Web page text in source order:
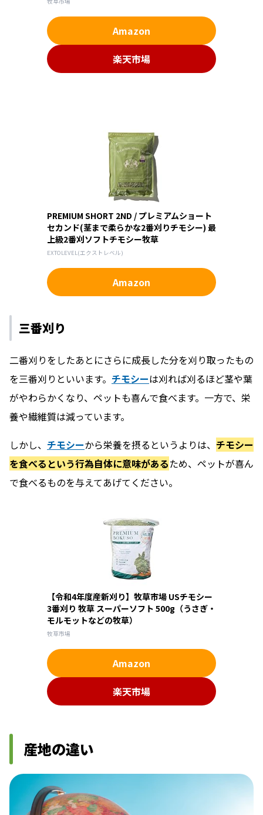
Amazon
楽天市場
PREMIUM SHORT 2ND / プレミアムショート
セカンド(茎まで柔らかな2番刈りチモシー) 最
上級2番刈ソフトチモシー牧草
EXTOLEVEL(エクストレベル)
Amazon
三番刈り
二番刈りをしたあとにさらに成長した分を刈り取ったもの
を三番刈りといいます。 チモシーは刈れば刈るほど茎や葉
がやわらかくなり、ペットも喜んで食べます。一方で、栄
養や繊維質は減っています。
しかし、 チモシーから栄養を摂るというよりは、 チモシー
を食べるという行為自体に意味があるため、ペットが喜ん
で食べるものを与えてあげてください。
【令和4年度産新刈り】牧草市場 USチモシー
3番刈り 牧草 スーパーソフト 500g（うさぎ・
モルモットなどの牧草）
牧草市場
Amazon
楽天市場
産地の違い